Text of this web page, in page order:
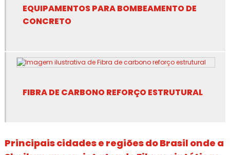
Bomba de projeção de concreto
Bomba de projetado
Bomba de projetar concreto
EQUIPAMENTOS PARA BOMBEAMENTO DE
CONCRETO
FIBRA DE CARBONO REFORÇO ESTRUTURAL
Principais cidades e regiões do Brasil onde a